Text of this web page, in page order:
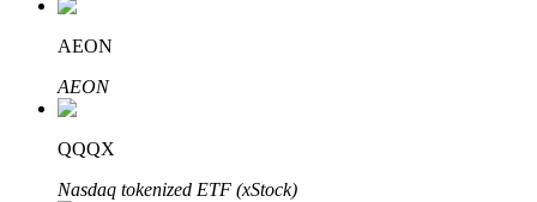
Bitrue
AEON
AEON
QQQX
Nasdaq tokenized ETF (xStock)